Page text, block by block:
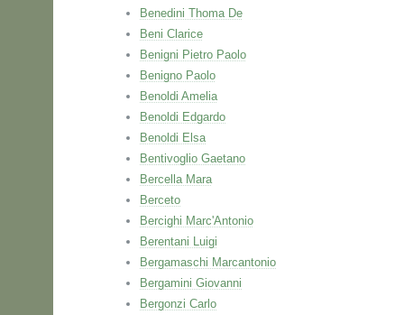
Benedini Thoma De
Beni Clarice
Benigni Pietro Paolo
Benigno Paolo
Benoldi Amelia
Benoldi Edgardo
Benoldi Elsa
Bentivoglio Gaetano
Bercella Mara
Berceto
Bercighi Marc'Antonio
Berentani Luigi
Bergamaschi Marcantonio
Bergamini Giovanni
Bergonzi Carlo